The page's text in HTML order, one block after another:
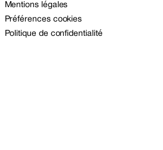
Mentions légales
Préférences cookies
Politique de confidentialité